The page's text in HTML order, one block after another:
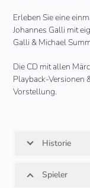
Erleben Sie eine
Johannes Galli mit
Galli & Michael
Die CD mit allen
Playback-Versionen
Vorstellung.
Historie
Spieler